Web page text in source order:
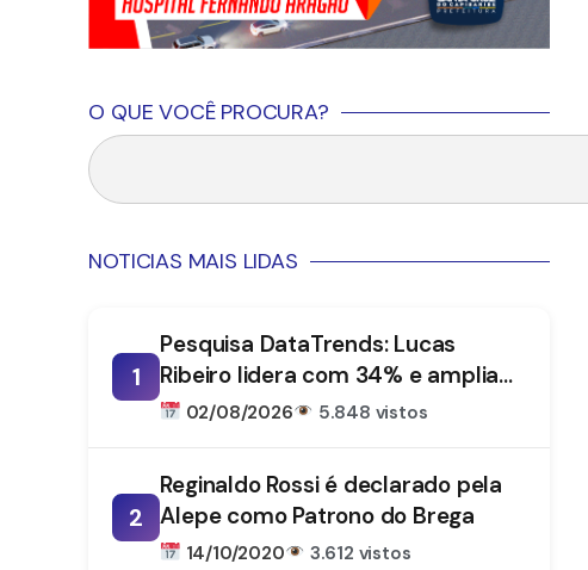
O QUE VOCÊ PROCURA?
NOTICIAS MAIS LIDAS
1
Pesquisa DataTrends: Lucas
Ribeiro lidera com 34% e amplia
vantagem na disputa pelo
02/08/2026 5.848 vistos
2
Reginaldo Rossi é declarado pela
Alepe como Patrono do Brega
14/10/2020 3.612 vistos